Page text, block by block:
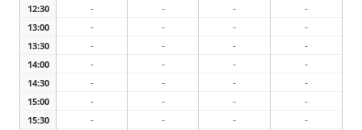
12:30 - - - -
13:00 - - - -
13:30 - - - -
14:00 - - - -
14:30 - - - -
15:00 - - - -
15:30 - - - -